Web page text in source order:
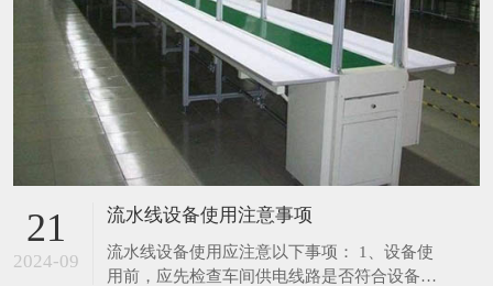
21
2024-09
流水线设备使用注意事项
流水线设备使用应注意以下事项： 1、设备使
用前，应先检查车间供电线路是否符合设备所